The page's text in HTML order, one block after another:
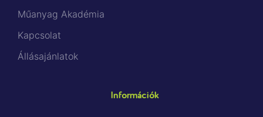
Műanyag Akadémia
Kapcsolat
Állásajánlatok
Információk